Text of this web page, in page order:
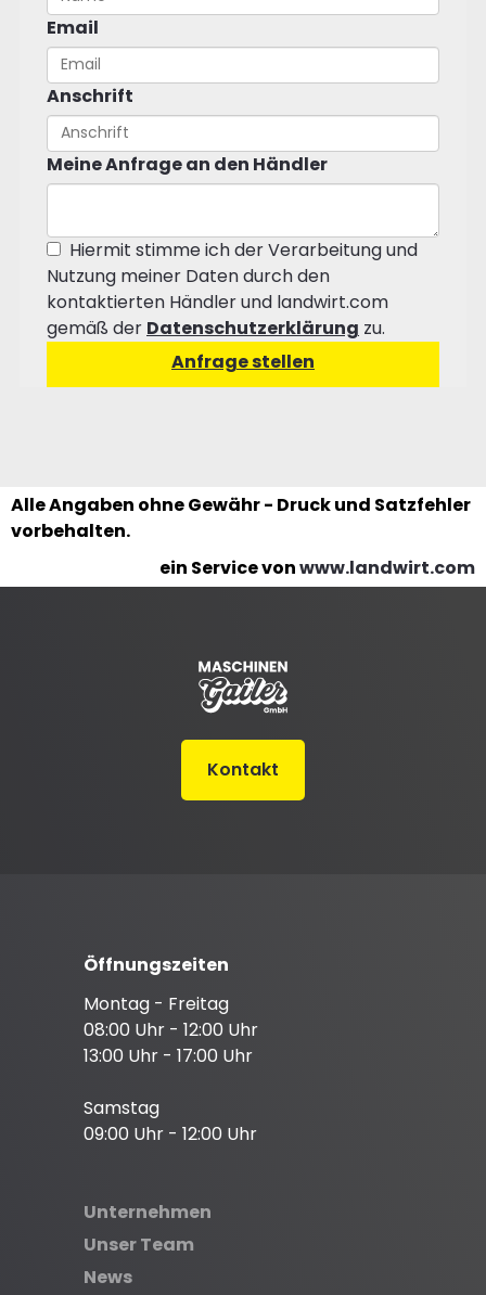
Email
Anschrift
Meine Anfrage an den Händler
Hiermit stimme ich der Verarbeitung und
Nutzung meiner Daten durch den
kontaktierten Händler und landwirt.com
gemäß der Datenschutzerklärung zu.
Alle Angaben ohne Gewähr - Druck und Satzfehler
vorbehalten.
ein Service vonwww.landwirt.com
Kontakt
Öffnungszeiten
Montag - Freitag
08:00 Uhr - 12:00 Uhr
13:00 Uhr - 17:00 Uhr
Samstag
09:00 Uhr - 12:00 Uhr
Unternehmen
Unser Team
News